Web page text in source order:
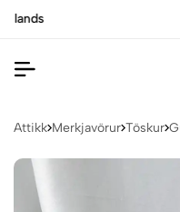
Allar vörur eru
Attikk Merkjavörur Töskur